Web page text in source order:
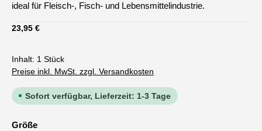
ideal für Fleisch-, Fisch- und Lebensmittelindustrie.
Regulärer Preis:
23,95 €
Inhalt: 1 Stück
Preise inkl. MwSt. zzgl. Versandkosten
Sofort verfügbar, Lieferzeit: 1-3 Tage
Größeauswählen